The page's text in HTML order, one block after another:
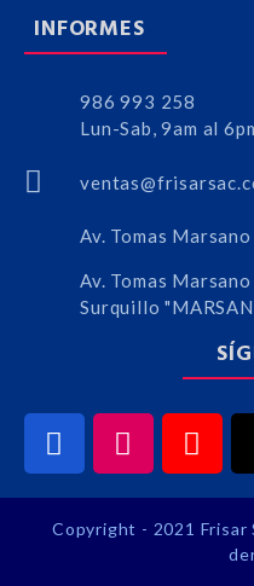
INFORMES
986 993 258
Lun-Sab, 9am al
Av. Tomas
Av. Tomas
Surquillo
Copyright - 2021 Frisar